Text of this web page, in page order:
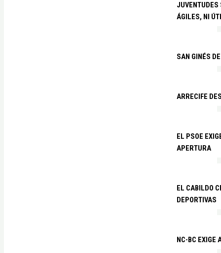
JUVENTUDES
ÁGILES, NI
SAN GINÉS
ARRECIFE
EL PSOE
APERTURA
EL CABILDO
DEPORTIVAS
NC-BC EXIGE